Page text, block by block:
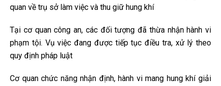
quan về trụ sở làm việc và thu giữ hung khí
Tại cơ quan công an, các đối tượng đã thừa nhận hành vi
phạm tội. Vụ việc đang được tiếp tục điều tra, xử lý theo
quy định pháp luật
Cơ quan chức năng nhận định, hành vi mang hung khí giải